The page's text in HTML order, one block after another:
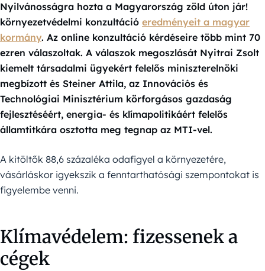
Nyilvánosságra hozta a Magyarország zöld úton jár!
környezetvédelmi konzultáció eredményeit a magyar
kormány. Az online konzultáció kérdéseire több mint 70
ezren válaszoltak. A válaszok megoszlását Nyitrai Zsolt
kiemelt társadalmi ügyekért felelős miniszterelnöki
megbízott és Steiner Attila, az Innovációs és
Technológiai Minisztérium körforgásos gazdaság
fejlesztéséért, energia- és klímapolitikáért felelős
államtitkára osztotta meg tegnap az MTI-vel.
A kitöltők 88,6 százaléka odafigyel a környezetére,
vásárláskor igyekszik a fenntarthatósági szempontokat is
figyelembe venni.
Klímavédelem: fizessenek a
cégek